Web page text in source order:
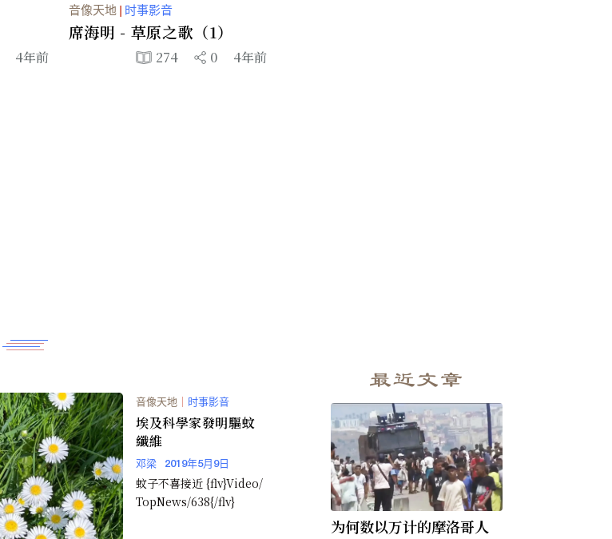
4年前
音像天地| 时事影音
席海明 - 草原之歌（1）
274 0 4年前
音像天地 ｜ 时事影音
埃及科學家發明驅蚊
纖維
邓梁 2019年5月9日
蚊子不喜接近 {flv}Video/
TopNews/638{/flv}
最近文章
为何数以万计的摩洛哥人